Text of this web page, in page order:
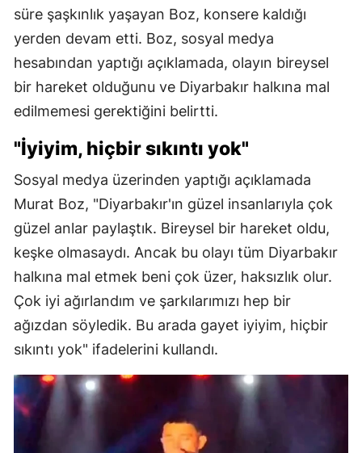
süre şaşkınlık yaşayan Boz, konsere kaldığı
yerden devam etti. Boz, sosyal medya
hesabından yaptığı açıklamada, olayın bireysel
bir hareket olduğunu ve Diyarbakır halkına mal
edilmemesi gerektiğini belirtti.
"İyiyim, hiçbir sıkıntı yok"
Sosyal medya üzerinden yaptığı açıklamada
Murat Boz, "Diyarbakır'ın güzel insanlarıyla çok
güzel anlar paylaştık. Bireysel bir hareket oldu,
keşke olmasaydı. Ancak bu olayı tüm Diyarbakır
halkına mal etmek beni çok üzer, haksızlık olur.
Çok iyi ağırlandım ve şarkılarımızı hep bir
ağızdan söyledik. Bu arada gayet iyiyim, hiçbir
sıkıntı yok" ifadelerini kullandı.